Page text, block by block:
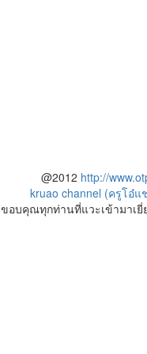
@2012 http://
kruao channel (ครูโอ๋
ขอบคุณทุกท่านที่แวะเข้ามาเ